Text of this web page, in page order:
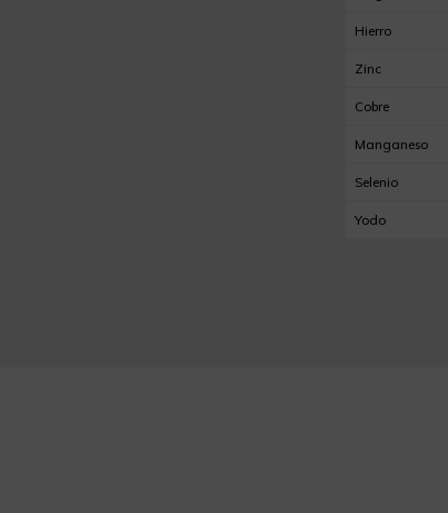
Hierro
Zinc
Cobre
Manganeso
Selenio
Yodo